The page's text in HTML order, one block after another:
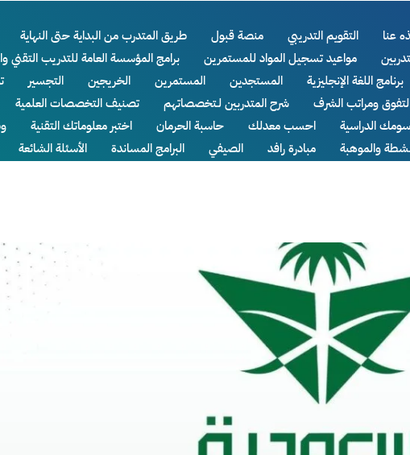
عنا التقويم التدريبي منصة قبول طريق المتدرب من البداية حتى النهاية
مواعيد تسجيل المواد للمستمرين برامج المؤسسة العامة للتدريب التقني
برنامج اللغة الإنجليزية المستجدين المستمرين الخريجين التجسير
ومراتب الشرف شرح المتدربين لـتخصصاتهم تصنيف التخصصات العلمية
الدراسية احسب معدلك حاسبة الحرمان اختبر معلوماتك التقنية
والموهبة مبادرة رافد الصيفي البرامج المساندة الأسئلة الشائعة